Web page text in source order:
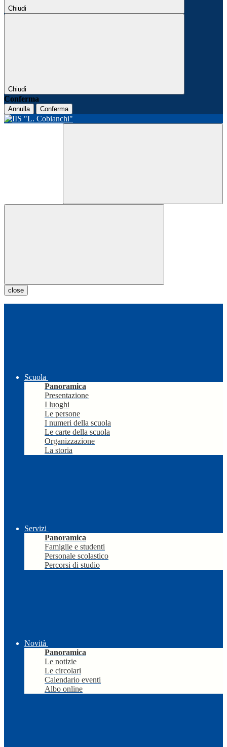
Chiudi
Chiudi
Conferma
Annulla Conferma
close
Scuola
Panoramica
Presentazione
I luoghi
Le persone
I numeri della scuola
Le carte della scuola
Organizzazione
La storia
Servizi
Panoramica
Famiglie e studenti
Personale scolastico
Percorsi di studio
Novità
Panoramica
Le notizie
Le circolari
Calendario eventi
Albo online